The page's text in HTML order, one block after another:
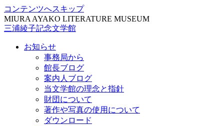
コンテンツへスキップ
MIURA AYAKO LITERATURE MUSEUM
三浦綾子記念文学館
お知らせ
事務局から
館長ブログ
案内人ブログ
当文学館の理念と指針
財団について
著作や写真の使用について
ダウンロード